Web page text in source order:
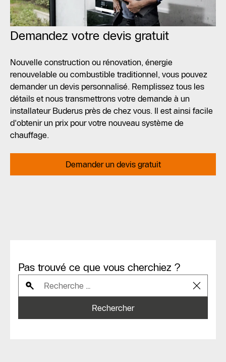
Demandez votre devis gratuit
Nouvelle construction ou rénovation, énergie
renouvelable ou combustible traditionnel, vous pouvez
demander un devis personnalisé. Remplissez tous les
détails et nous transmettrons votre demande à un
installateur Buderus près de chez vous. Il est ainsi facile
d'obtenir un prix pour votre nouveau système de
chauffage.
Demander un devis gratuit
Pas trouvé ce que vous cherchiez ?
Rechercher